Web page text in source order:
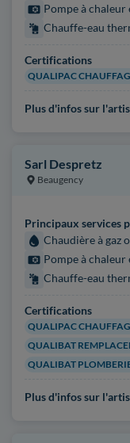
Pompe à
Chauffe-eau
Certifications
QUALIPAC
Plus d'infos sur
Sarl Despretz
Beaugency
Principaux services
Chaudière à gaz
Pompe à
Chauffe-eau
Certifications
QUALIPAC
QUALIBAT
QUALIBAT
Plus d'infos sur